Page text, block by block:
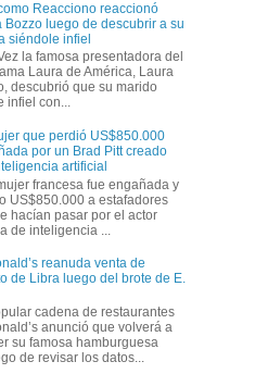
Reacciono reaccionó
Bozzo luego de descubrir a su
siéndole infiel
la famosa presentadora del
Laura de América, Laura
descubrió que su marido
infiel con...
que perdió US$850.000
por un Brad Pitt creado
artificial
francesa fue engañada y
US$850.000 a estafadores
hacían pasar por el actor
de inteligencia ...
reanuda venta de
de Libra luego del brote de E.
cadena de restaurantes
anunció que volverá a
su famosa hamburguesa
de revisar los datos...